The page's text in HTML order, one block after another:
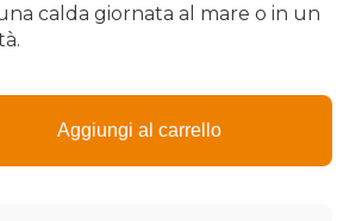
calda giornata al mare o in un
Aggiungi al carrello